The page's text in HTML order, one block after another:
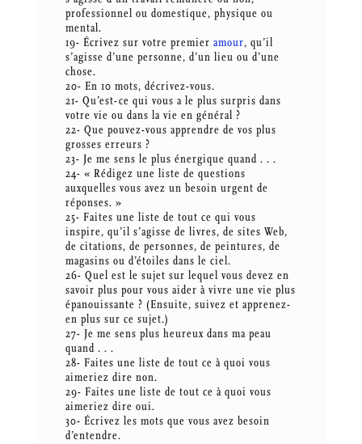
professionnel ou domestique, physique ou
mental.
19- Écrivez sur votre premier amour, qu’il
s’agisse d’une personne, d’un lieu ou d’une
chose.
20- En 10 mots, décrivez-vous.
21- Qu’est-ce qui vous a le plus surpris dans
votre vie ou dans la vie en général ?
22- Que pouvez-vous apprendre de vos plus
grosses erreurs ?
23- Je me sens le plus énergique quand . . .
24- « Rédigez une liste de questions
auxquelles vous avez un besoin urgent de
réponses. »
25- Faites une liste de tout ce qui vous
inspire, qu’il s’agisse de livres, de sites Web,
de citations, de personnes, de peintures, de
magasins ou d’étoiles dans le ciel.
26- Quel est le sujet sur lequel vous devez en
savoir plus pour vous aider à vivre une vie plus
épanouissante ? (Ensuite, suivez et apprenez-
en plus sur ce sujet.)
27- Je me sens plus heureux dans ma peau
quand . . .
28- Faites une liste de tout ce à quoi vous
aimeriez dire non.
29- Faites une liste de tout ce à quoi vous
aimeriez dire oui.
30- Écrivez les mots que vous avez besoin
d’entendre.